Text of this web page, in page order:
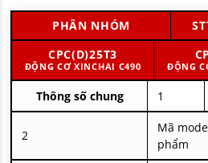
PHÂN NHÓM
CPC(D)25T3
ĐỘNG CƠ XINCHAI C490 ĐỘNG
Thông số chung 1
2
Mã
phẩm